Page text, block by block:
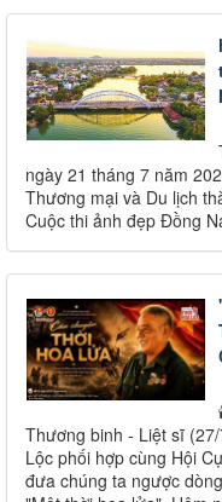
ngày 21 tháng 7 năm
Thương mại và Du lịch
Cuộc thi ảnh đẹp Đồng
Thương binh - Liệt sĩ
Lộc phối hợp cùng Hội
đưa chúng ta ngược